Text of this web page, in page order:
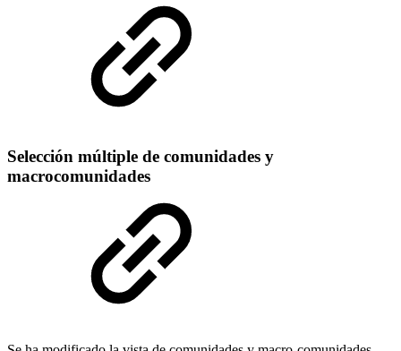
Selección múltiple de comunidades y
macrocomunidades